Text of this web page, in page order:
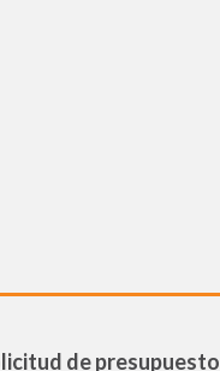
de presupuesto